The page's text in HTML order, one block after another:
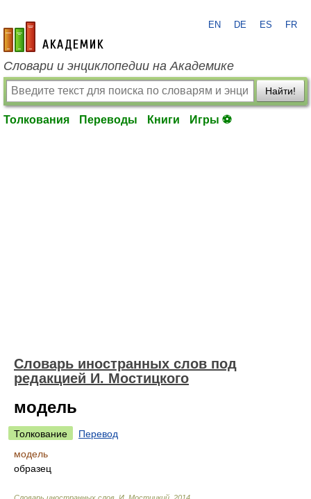
academic.ru
EN DE ES FR
Словари и энциклопедии на Академике
Найти!
Толкования Переводы Книги Игры ⚽
Словарь иностранных слов под
редакцией И. Мостицкого
модель
Толкование
Перевод
модель
образец